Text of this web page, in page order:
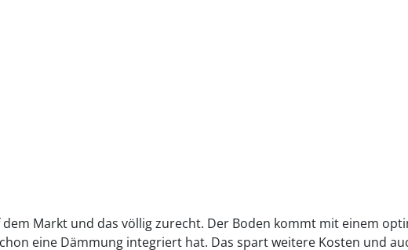
Markt und das völlig zurecht. Der Boden kommt mit einem
eine Dämmung integriert hat. Das spart weitere Kosten und